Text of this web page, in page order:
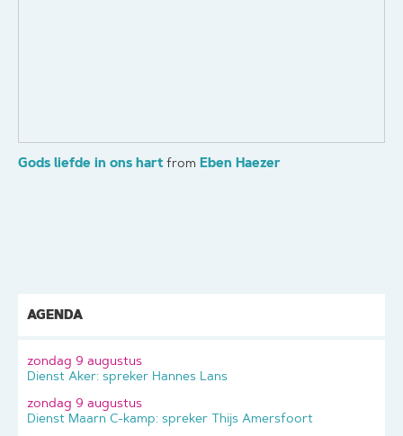
Gods liefde in ons hart from Eben Haezer
AGENDA
zondag 9 augustus
Dienst Aker: spreker Hannes Lans
zondag 9 augustus
Dienst Maarn C-kamp: spreker Thijs Amersfoort